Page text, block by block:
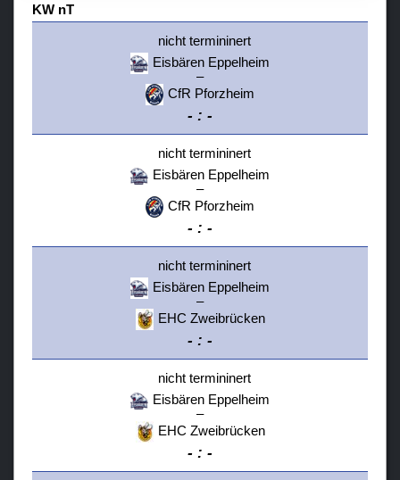
U11
Laufschule KidzOnIce
KW nT
nicht termininert
Eisbären Eppelheim
–
CfR Pforzheim
- : -
nicht termininert
Eisbären Eppelheim
–
CfR Pforzheim
- : -
nicht termininert
Eisbären Eppelheim
–
EHC Zweibrücken
- : -
nicht termininert
Eisbären Eppelheim
–
EHC Zweibrücken
- : -